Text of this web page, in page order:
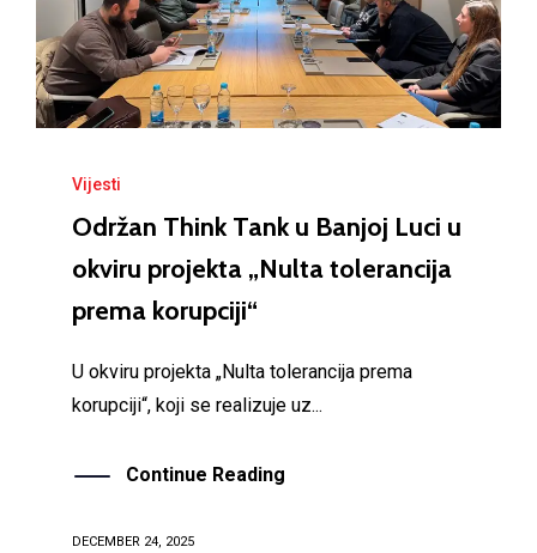
Vijesti
Održan Think Tank u Banjoj Luci u
okviru projekta „Nulta tolerancija
prema korupciji“
U okviru projekta „Nulta tolerancija prema
korupciji“, koji se realizuje uz...
Continue Reading
DECEMBER 24, 2025